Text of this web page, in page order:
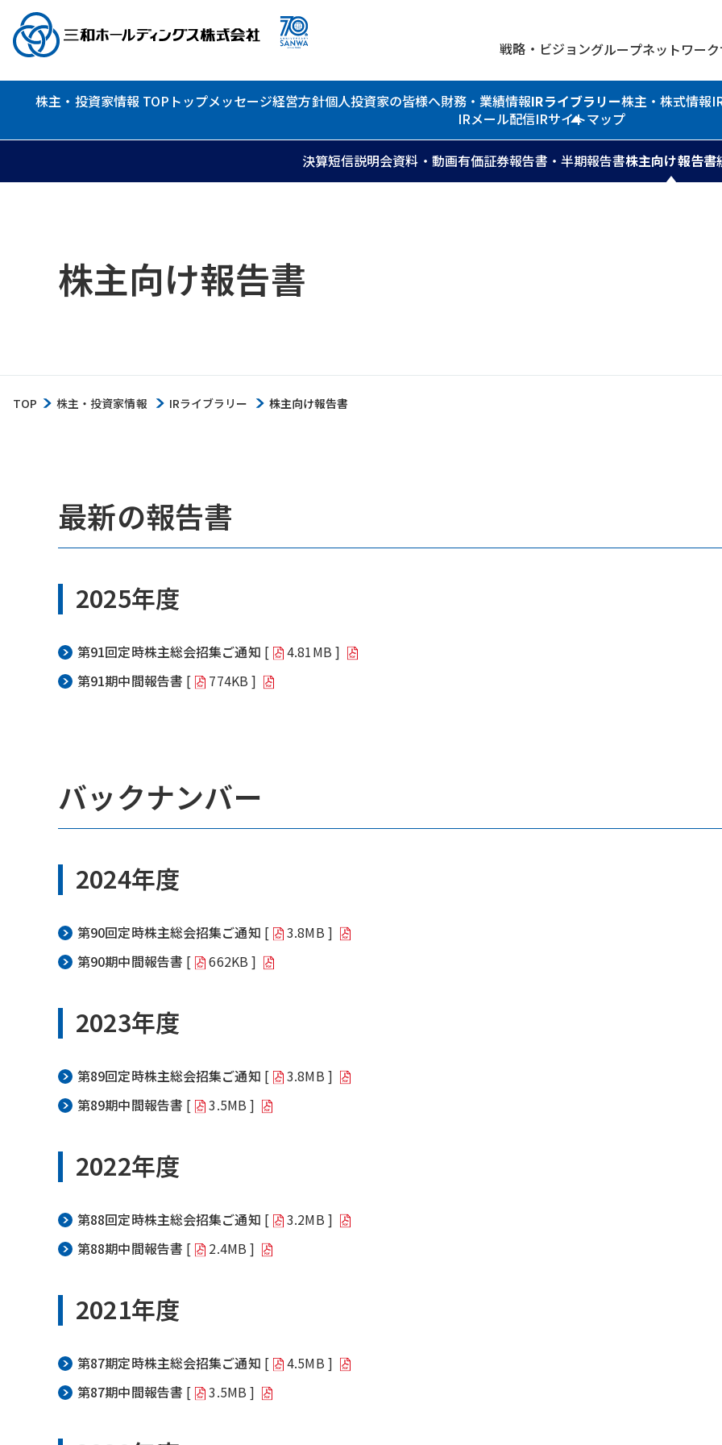
戦略・ビジョングループネットワーク
株主・投資家情報 TOP トップメッセージ経営方針個人投資家の皆様へ財務・業績情報IRライブラリー
決算短信説明会資料・動画有価証券報告書・半期報告書株主向け報告書
株主・株式情報
IRメール配信IRサイトマップ
株主向け報告書
TOP 株主・投資家情報 IRライブラリー 株主向け報告書
最新の報告書
2025年度
第91回定時株主総会招集ご通知 [
4.81MB ]
第91期中間報告書 [ 774KB ]
バックナンバー
2024年度
第90回定時株主総会招集ご通知 [
3.8MB ]
第90期中間報告書 [ 662KB ]
2023年度
第89回定時株主総会招集ご通知 [
3.8MB ]
第89期中間報告書 [ 3.5MB ]
2022年度
第88回定時株主総会招集ご通知 [
3.2MB ]
第88期中間報告書 [ 2.4MB ]
2021年度
第87期定時株主総会招集ご通知 [
4.5MB ]
第87期中間報告書 [ 3.5MB ]